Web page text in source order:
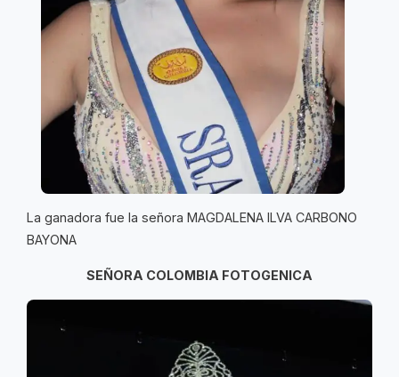
La ganadora fue la señora MAGDALENA ILVA CARBONO
BAYONA
SEÑORA COLOMBIA FOTOGENICA